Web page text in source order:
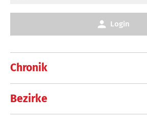
Chronik
Bezirke
Login